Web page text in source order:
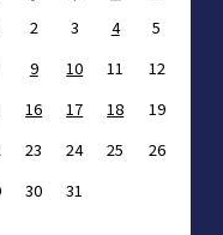
2 3 4
5
9 10 11
12
16 17 18
19
23 24 25
26
30 31